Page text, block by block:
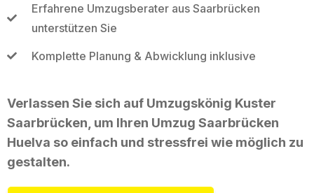
Erfahrene Umzugsberater aus Saarbrücken
unterstützen Sie
Komplette Planung & Abwicklung inklusive
Verlassen Sie sich auf Umzugskönig Kuster
Saarbrücken, um Ihren Umzug Saarbrücken
Huelva so einfach und stressfrei wie möglich zu
gestalten.